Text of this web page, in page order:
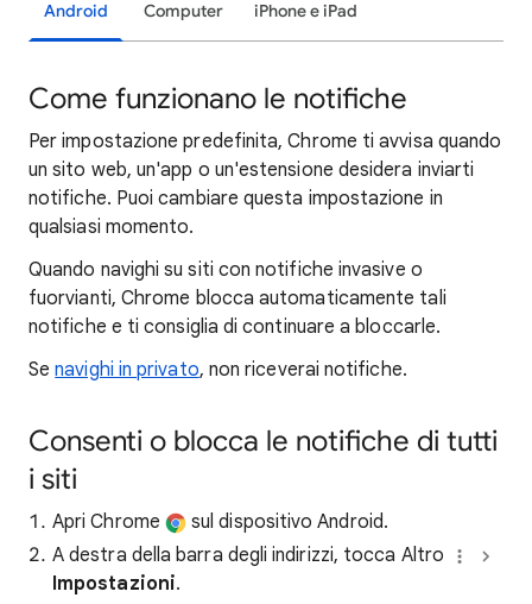
Android Computer iPhone e iPad
Come funzionano le notifiche
Per impostazione predefinita, Chrome ti avvisa quando
un sito web, un'app o un'estensione desidera inviarti
notifiche. Puoi cambiare questa impostazione in
qualsiasi momento.
Quando navighi su siti con notifiche invasive o
fuorvianti, Chrome blocca automaticamente tali
notifiche e ti consiglia di continuare a bloccarle.
Senavighi in privato, non riceverai notifiche.
Consenti o blocca le notifiche di tutti
i siti
Apri Chrome
sul dispositivo Android.
A destra della barra degli indirizzi, tocca Altro
Impostazioni.